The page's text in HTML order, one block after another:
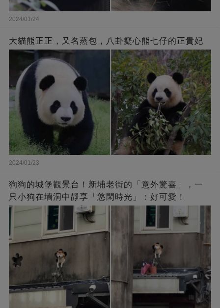
2024/01/24
大貓熊正正，又名蒸包，八卦癡心熊七仔的正貴妃
2024/01/23
狗狗的城堡觀景台！新埔老街的「意外驚喜」，一
只小狗在墻洞中靜享「悠閑時光」：好可愛！